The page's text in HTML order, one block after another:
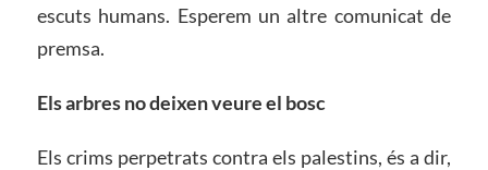
escuts humans. Esperem un altre comunicat de
premsa.
Els arbres no deixen veure el bosc
Els crims perpetrats contra els palestins, és a dir,